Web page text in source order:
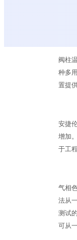
阀柱
种多
置提
安捷
增加
于工
气相
法从
测试
可从